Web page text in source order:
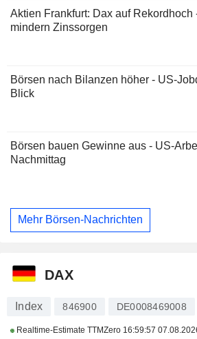
Aktien Frankfurt: Dax auf Rekordhoch
mindern Zinssorgen
Börsen nach Bilanzen höher - US-
Blick
Börsen bauen Gewinne aus - US-
Nachmittag
Mehr Börsen-Nachrichten
DAX
Index 846900 DE0008469008
Realtime-Estimate TTMZero 16:59:57